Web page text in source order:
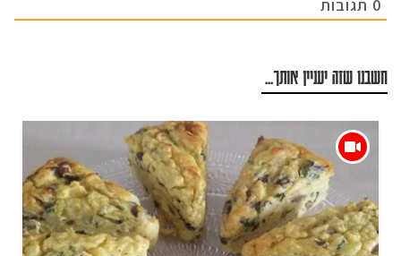
0 תגובות
חשבנו שזה יעניין אותך...